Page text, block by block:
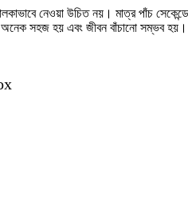
নেওয়া উচিত নয়। মাত্র পাঁচ
অনেক সহজ হয় এবং জীবন বাঁচানো সম্ভব হয়।